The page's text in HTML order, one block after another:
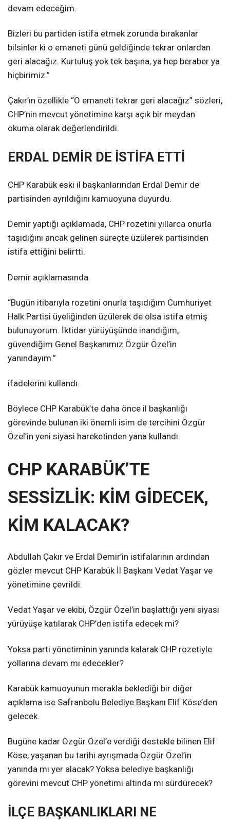
devam edeceğim.
Bizleri bu partiden istifa etmek zorunda bırakanlar
bilsinler ki o emaneti günü geldiğinde tekrar onlardan
geri alacağız. Kurtuluş yok tek başına, ya hep beraber ya
hiçbirimiz.”
Çakır’ın özellikle “O emaneti tekrar geri alacağız” sözleri,
CHP’nin mevcut yönetimine karşı açık bir meydan
okuma olarak değerlendirildi.
ERDAL DEMİR DE İSTİFA ETTİ
CHP Karabük eski il başkanlarından Erdal Demir de
partisinden ayrıldığını kamuoyuna duyurdu.
Demir yaptığı açıklamada, CHP rozetini yıllarca onurla
taşıdığını ancak gelinen süreçte üzülerek partisinden
istifa ettiğini belirtti.
Demir açıklamasında:
“Bugün itibarıyla rozetini onurla taşıdığım Cumhuriyet
Halk Partisi üyeliğinden üzülerek de olsa istifa etmiş
bulunuyorum. İktidar yürüyüşünde inandığım,
güvendiğim Genel Başkanımız Özgür Özel’in
yanındayım.”
ifadelerini kullandı.
Böylece CHP Karabük’te daha önce il başkanlığı
görevinde bulunan iki önemli isim de tercihini Özgür
Özel’in yeni siyasi hareketinden yana kullandı.
CHP KARABÜK’TE
SESSİZLİK: KİM GİDECEK,
KİM KALACAK?
Abdullah Çakır ve Erdal Demir’in istifalarının ardından
gözler mevcut CHP Karabük İl Başkanı Vedat Yaşar ve
yönetimine çevrildi.
Vedat Yaşar ve ekibi, Özgür Özel’in başlattığı yeni siyasi
yürüyüşe katılarak CHP’den istifa edecek mi?
Yoksa parti yönetiminin yanında kalarak CHP rozetiyle
yollarına devam mı edecekler?
Karabük kamuoyunun merakla beklediği bir diğer
açıklama ise Safranbolu Belediye Başkanı Elif Köse’den
gelecek.
Bugüne kadar Özgür Özel’e verdiği destekle bilinen Elif
Köse, yaşanan bu tarihi ayrışmada Özgür Özel’in
yanında mı yer alacak? Yoksa belediye başkanlığı
görevini mevcut CHP yönetimi altında mı sürdürecek?
İLÇE BAŞKANLIKLARI NE